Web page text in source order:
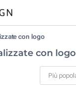
con logo
con logo